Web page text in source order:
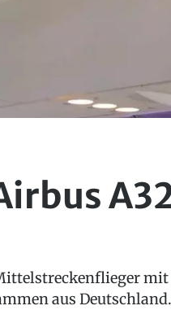
mit
aus Deutschland.